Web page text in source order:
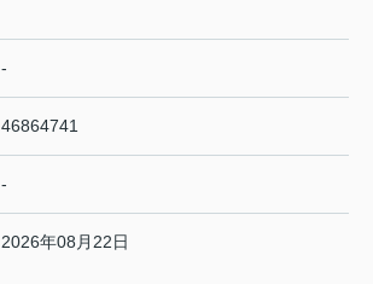
-
46864741
-
2026年08月22日